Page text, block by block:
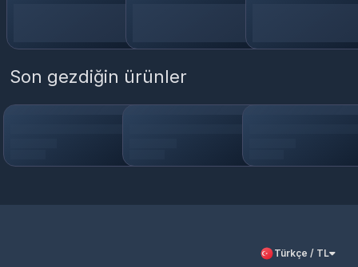
Son gezdiğin ürünler
Türkçe / TL